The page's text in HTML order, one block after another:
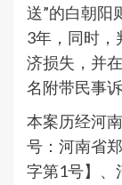
送”的白朝阳
3年，同时，
济损失，并
名附带民事
本案历经河
号：河南省
字第1号】、